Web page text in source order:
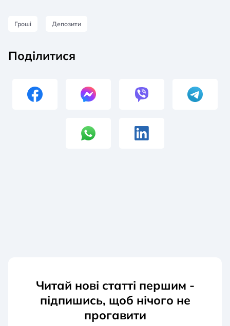
Гроші Депозити
Поділитися
Читай нові статті першим -
підпишись, щоб нічого не
прогавити